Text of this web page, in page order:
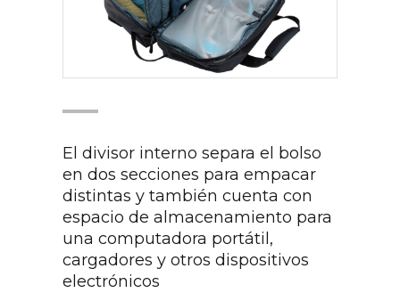
El divisor interno separa el bolso
en dos secciones para empacar
distintas y también cuenta con
espacio de almacenamiento para
una computadora portátil,
cargadores y otros dispositivos
electrónicos